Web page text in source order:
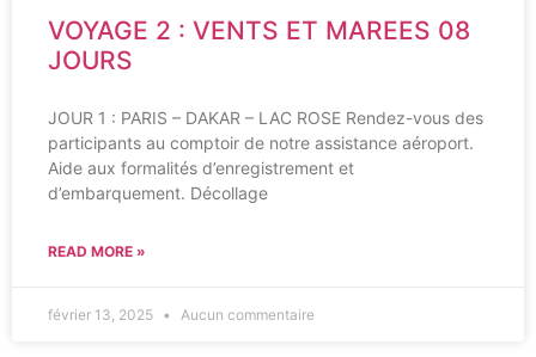
VOYAGE 2 : VENTS ET MAREES 08
JOURS
JOUR 1 : PARIS – DAKAR – LAC ROSE Rendez-vous des
participants au comptoir de notre assistance aéroport.
Aide aux formalités d’enregistrement et
d’embarquement. Décollage
READ MORE »
février 13, 2025 Aucun commentaire